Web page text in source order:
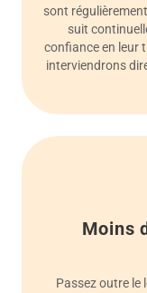
sont
suit
confiance en leur
interviendrons
Moins
Passez outre le